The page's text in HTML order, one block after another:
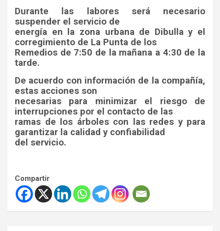
Durante las labores será necesario
suspender el servicio de
energía en la zona urbana de Dibulla y el
corregimiento de La Punta de los
Remedios de 7:50 de la mañana a 4:30 de la
tarde.
De acuerdo con información de la compañía,
estas acciones son
necesarias para minimizar el riesgo de
interrupciones por el contacto de las
ramas de los árboles con las redes y para
garantizar la calidad y confiabilidad
del servicio.
Compartir